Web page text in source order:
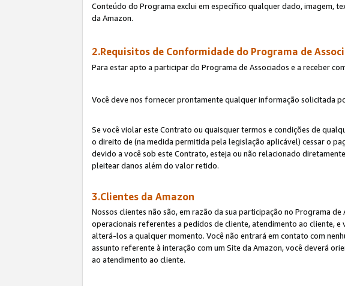
Conteúdo do Programa exclui em específico qualquer dado, imagem,
da Amazon.
2.Requisitos de Conformidade do Programa de
Para estar apto a participar do Programa de Associados e a receber
Você deve nos fornecer prontamente qualquer informação solicitada
Se você violar este Contrato ou quaisquer termos e condições de
o direito de (na medida permitida pela legislação aplicável) cessar o
devido a você sob este Contrato, esteja ou não relacionado
pleitear danos além do valor retido.
3.Clientes da Amazon
Nossos clientes não são, em razão da sua participação no Programa
operacionais referentes a pedidos de cliente, atendimento ao cliente,
alterá-los a qualquer momento. Você não entrará em contato com
assunto referente à interação com um Site da Amazon, você deverá
ao atendimento ao cliente.